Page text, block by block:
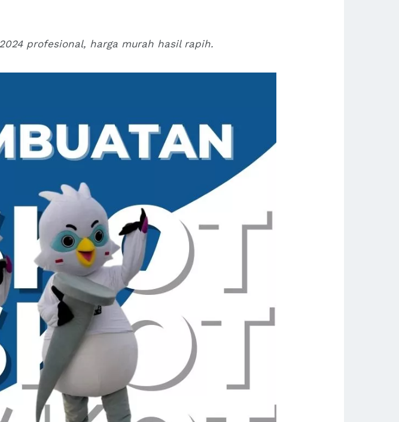
profesional, harga murah hasil rapih.